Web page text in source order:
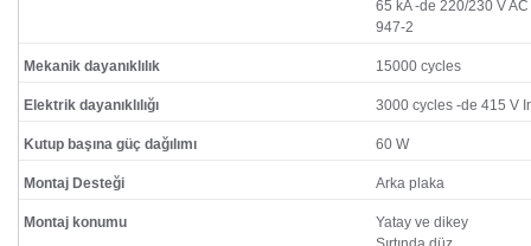
65 kA -de 220/230 V
947-2
Mekanik dayanıklılık 15000 cycles
Elektrik dayanıklılığı 3000 cycles -de 415 V
Kutup başına güç dağılımı 60 W
Montaj Desteği Arka plaka
Montaj konumu
Yatay ve dikey